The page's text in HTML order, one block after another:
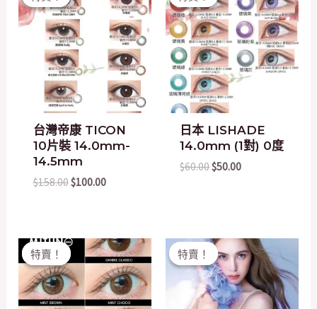
台灣帝康 TICON
10片裝 14.0mm-
14.5mm
$158.00
was:
$158.00.
$100.00
is:
$100.00.
日本 LISHADE
14.0mm (1對) 0度
$60.00
was:
$60.00.
$50.00
is:
$50.00.
特賣！
特賣！
Original
price
was:
$200.00.
Current
price
is:
$50.00.
特賣！
特賣！
Original
price
was:
$158.00.
Current
price
is:
$100.00.